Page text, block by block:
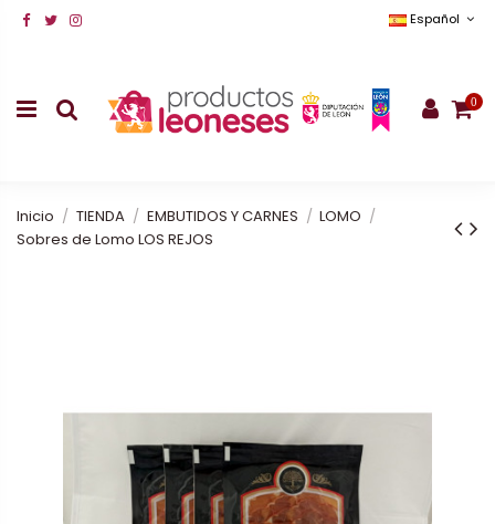
Español
0
Inicio TIENDA EMBUTIDOS Y CARNES
LOMO
Sobres de Lomo LOS REJOS